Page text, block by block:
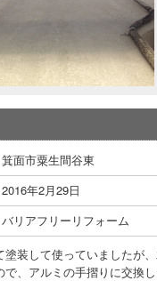
箕面市粟生間谷東
2016年2月29日
バリアフリーリフォーム
装して使っていましたが
、アルミの手摺りに交換し